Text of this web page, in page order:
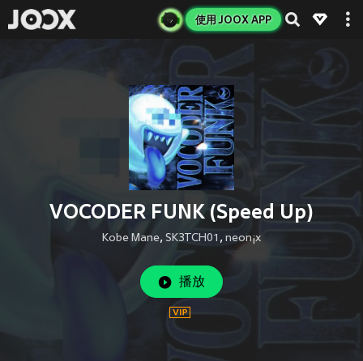
使用 JOOX APP
VOCODER FUNK (Speed Up)
Kobe Mane, SK3TCH01 , neon¡x
播放